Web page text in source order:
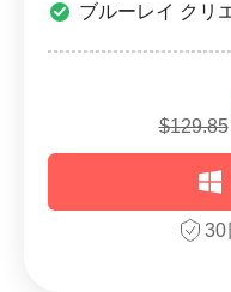
ブルーレイ クリ
$129.85
30